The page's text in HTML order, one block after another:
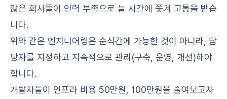
많은 회사들이 인력 부족으로 늘 시간에 쫓겨 고통을 받습
니다.
위와 같은 엔지니어링은 순식간에 가능한 것이 아니라, 담
당자를 지정하고 지속적으로 관리(구축, 운영, 개선)해야
합니다.
개발자들이 인프라 비용 50만원, 100만원을 줄여보고자